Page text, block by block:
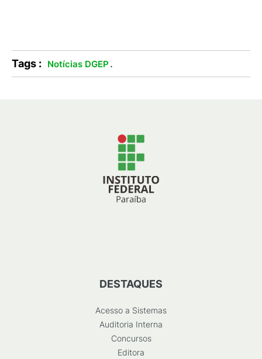
Tags : Notícias DGEP .
DESTAQUES
Acesso a Sistemas
Auditoria Interna
Concursos
Editora